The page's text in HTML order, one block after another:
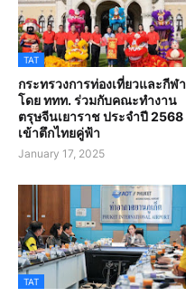
TAT
กระทรวงการท่องเที่ยวและกีฬา
โดย ททท. ร่วมกับคณะทำงาน
ตรุษจีนเยาราช ประจำปี 2568
เข้าตึกไทยคู่ฟ้า
January 17, 2025
TAT